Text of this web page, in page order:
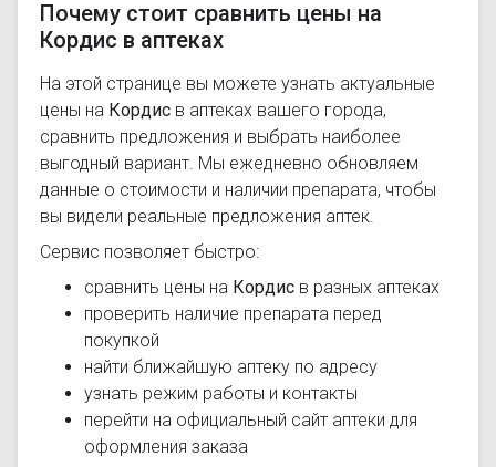
Почему стоит сравнить цены на
Кордис в аптеках
На этой странице вы можете узнать актуальные
цены на Кордис в аптеках вашего города,
сравнить предложения и выбрать наиболее
выгодный вариант. Мы ежедневно обновляем
данные о стоимости и наличии препарата, чтобы
вы видели реальные предложения аптек.
Сервис позволяет быстро:
сравнить цены на Кордис в разных аптеках
проверить наличие препарата перед
покупкой
найти ближайшую аптеку по адресу
узнать режим работы и контакты
перейти на официальный сайт аптеки для
оформления заказа